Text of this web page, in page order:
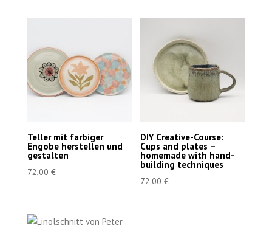
Teller mit farbiger
Engobe herstellen und
gestalten
72,00 €
DIY Creative-Course:
Cups and plates –
homemade with hand-
building techniques
72,00€